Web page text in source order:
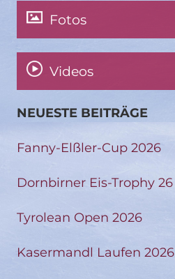
Fotos
Videos
NEUESTE BEITRÄGE
Fanny-Elßler-Cup 2026
Dornbirner Eis-Trophy 26
Tyrolean Open 2026
Kasermandl Laufen 2026